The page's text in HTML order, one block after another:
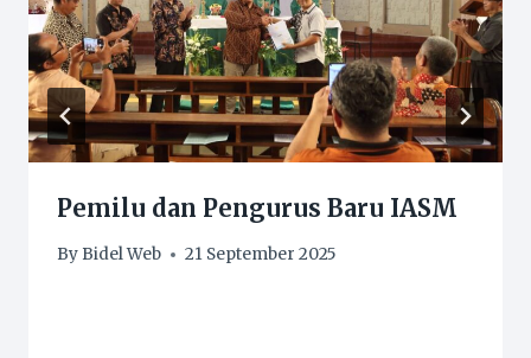
Pemilu dan Pengurus Baru IASM
By Bidel Web 21 September 2025